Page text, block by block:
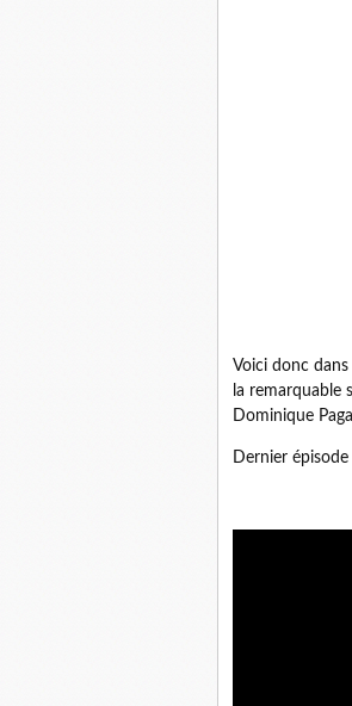
Voici donc
la remarquable
Dominique
Dernier